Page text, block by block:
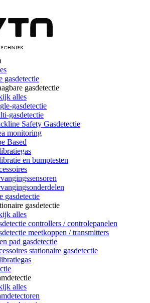
gasdetectie
gasdetectie
alles
gasdetectie
gasdetectie
Safety Gasdetectie
monitoring
Based
en bumptesten
gasdetectie
gasdetectie
alles
controllers / controlepanelen
meetkoppen / transmitters
pad gasdetectie
stationaire gasdetectie
alles